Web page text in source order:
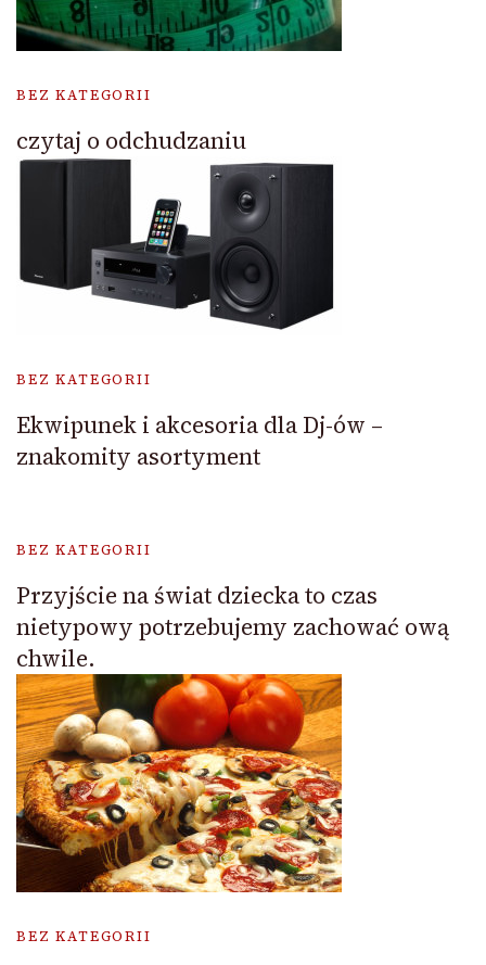
BEZ KATEGORII
czytaj o odchudzaniu
BEZ KATEGORII
Ekwipunek i akcesoria dla Dj-ów –
znakomity asortyment
BEZ KATEGORII
Przyjście na świat dziecka to czas
nietypowy potrzebujemy zachować ową
chwile.
BEZ KATEGORII